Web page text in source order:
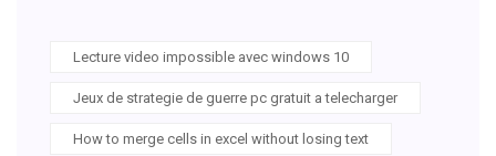
Lecture video impossible avec windows 10
Jeux de strategie de guerre pc gratuit a telecharger
How to merge cells in excel without losing text